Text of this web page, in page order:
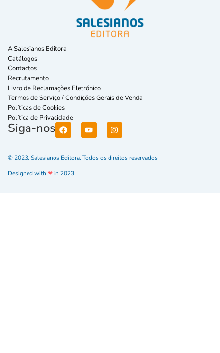
A Salesianos Editora
Catálogos
Contactos
Recrutamento
Livro de Reclamações Eletrónico
Termos de Serviço / Condições Gerais de Venda
Políticas de Cookies
Política de Privacidade
Siga-nos
© 2023. Salesianos Editora. Todos os direitos reservados
Designed with ❤in 2023